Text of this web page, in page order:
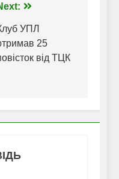
УПЛ
25
від ТЦК